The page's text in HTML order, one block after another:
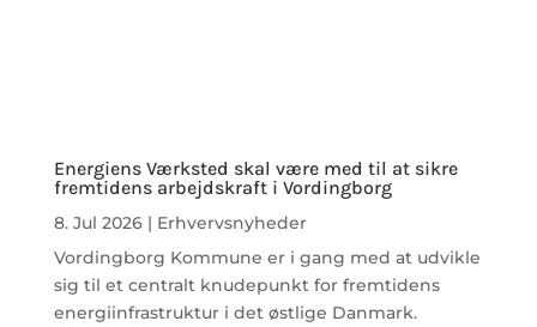
Energiens Værksted skal være med til at sikre
fremtidens arbejdskraft i Vordingborg
8. Jul 2026| Erhvervsnyheder
Vordingborg Kommune er i gang med at udvikle
sig til et centralt knudepunkt for fremtidens
energiinfrastruktur i det østlige Danmark.